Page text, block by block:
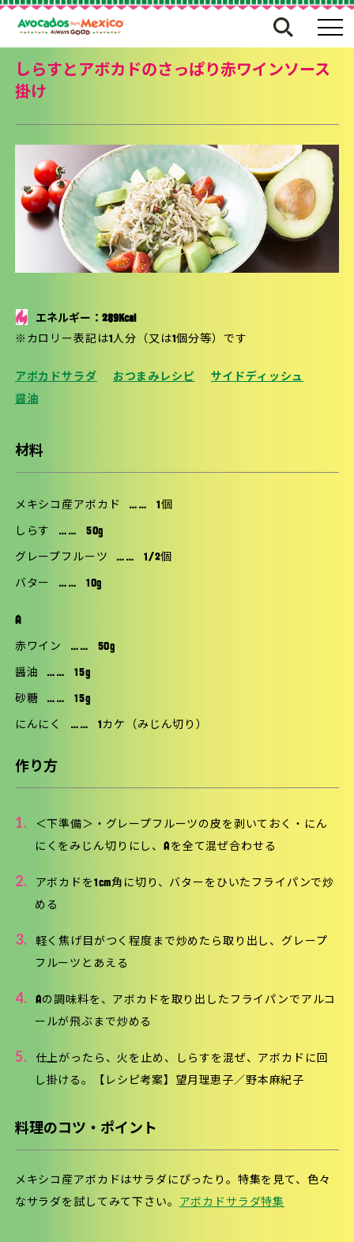
しらすとアボカドのさっぱり赤ワインソース
掛け
エネルギー：289Kcal
※カロリー表記は1人分（又は1個分等）です
アボカドサラダ おつまみレシピ
サイドディッシュ
醤油
材料
メキシコ産アボカド …… 1個
しらす …… 50g
グレープフルーツ …… 1/2個
バター …… 10g
A
赤ワイン …… 50g
醤油 …… 15g
砂糖 …… 15g
にんにく …… 1カケ（みじん切り）
作り方
1.
＜下準備＞・グレープフルーツの皮を剥いておく・にん
にくをみじん切りにし、Aを全て混ぜ合わせる
2.
アボカドを1cm角に切り、バターをひいたフライパンで炒
める
3.
軽く焦げ目がつく程度まで炒めたら取り出し、グレープ
フルーツとあえる
4.
Aの調味料を、アボカドを取り出したフライパンでアルコ
ールが飛ぶまで炒める
5.
仕上がったら、火を止め、しらすを混ぜ、アボカドに回
し掛ける。【レシピ考案】望月理恵子／野本麻紀子
料理のコツ・ポイント
メキシコ産アボカドはサラダにぴったり。特集を見て、色々
なサラダを試してみて下さい。
アボカドサラダ特集